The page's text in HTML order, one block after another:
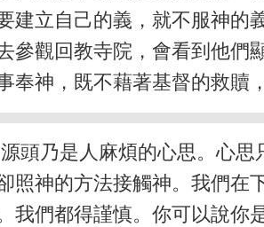
建立自己的義，就不服神
參觀回教寺院，會看到他們
神，既不藉著基督的救贖
頭乃是人麻煩的心思。心
照神的方法接觸神。我們
我們都得謹慎。你可以說